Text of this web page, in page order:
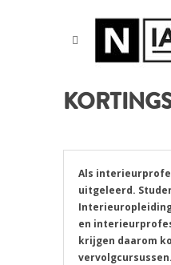
Als
uitgeleerd.
Interieuropleiding
en
krijgen daarom